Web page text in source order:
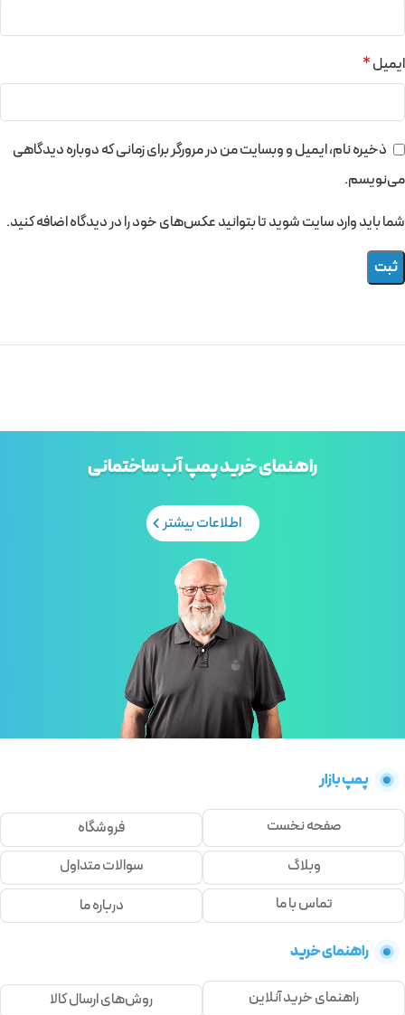
ایمیل*
ذخیره نام، ایمیل و وبسایت من در مرورگر برای زمانی که دوباره دیدگاهی
می‌نویسم.
شما باید وارد سایت شوید تا بتوانید عکس‌های خود را در دیدگاه اضافه کنید.
راهنمای خرید پمپ آب ساختمانی
اطلاعات بیشتر
پمپ بازار
صفحه نخست
فروشگاه
وبلاگ
سوالات متداول
تماس با ما
درباره ما
راهنمای خرید
راهنمای خرید آنلاین
روش‌های ارسال کالا